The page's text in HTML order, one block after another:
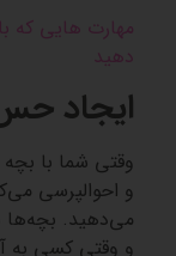
مهارت هایی که
دهید
ایجاد
وقتی شما با
و احوالپرسی
می‌دهید. بچه‌ها
و وقتی کسی به